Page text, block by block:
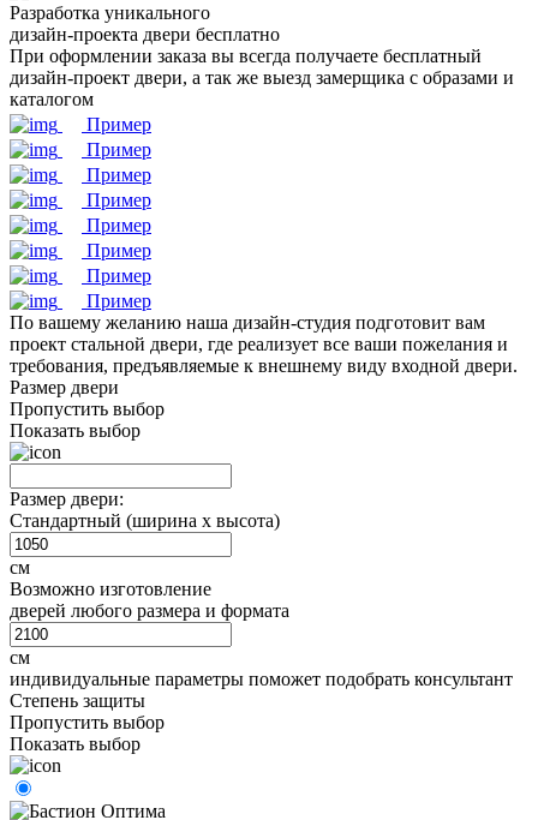
Разработка уникального
дизайн-проекта двери бесплатно
При оформлении заказа вы всегда получаете бесплатный
дизайн-проект двери, а так же выезд замерщика с образами и
каталогом
Пример
Пример
Пример
Пример
Пример
Пример
Пример
Пример
По вашему желанию наша дизайн-студия подготовит вам
проект стальной двери, где реализует все ваши пожелания и
требования, предъявляемые к внешнему виду входной двери.
Размер двери
Пропустить выбор
Показать выбор
Размер двери:
Стандартный (ширина х высота)
см
Возможно изготовление
дверей любого размера и формата
см
индивидуальные параметры поможет подобрать консультант
Степень защиты
Пропустить выбор
Показать выбор